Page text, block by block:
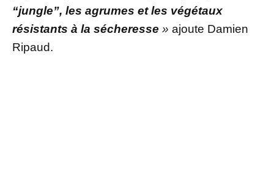
“jungle”, les agrumes et les végétaux
résistants à la sécheresse » ajoute Damien
Ripaud.